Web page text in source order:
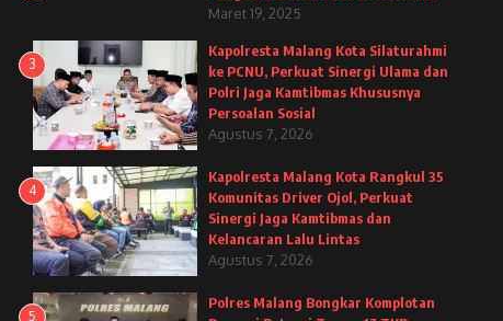
Maret 19, 2025
3
Kapolresta Malang Kota Silaturahmi
ke PCNU, Perkuat Sinergi Ulama dan
Polri Jaga Kamtibmas Khususnya
Persoalan Sosial
Agustus 7, 2026
4
Kapolresta Malang Kota Rangkul 35
Komunitas Driver Ojol, Perkuat
Sinergi Jaga Kamtibmas dan
Kelancaran Lalu Lintas
Agustus 7, 2026
5
Polres Malang Bongkar Komplotan